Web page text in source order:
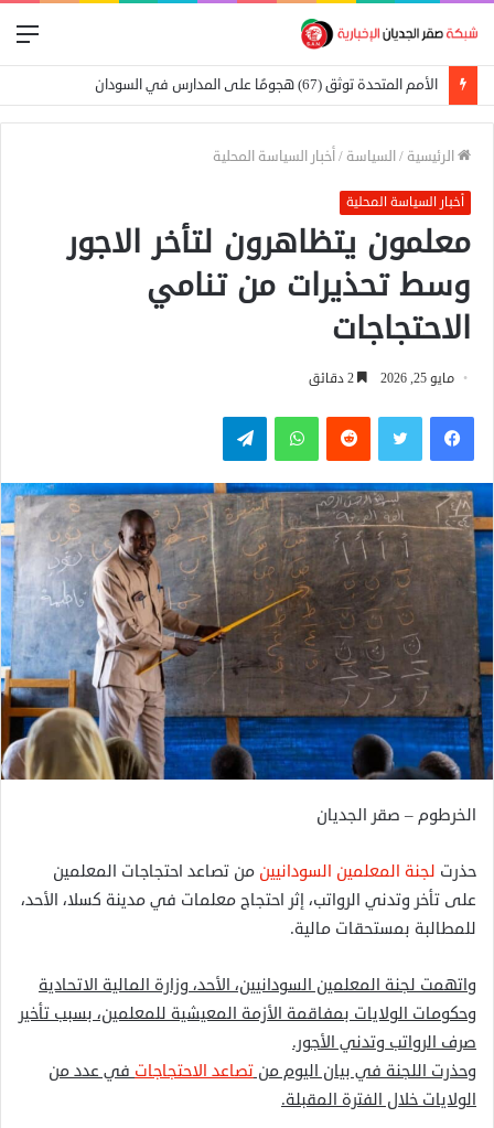
الأمم المتحدة توثق (67) هجومًا على المدارس في السودان
الرئيسية /السياسة /أخبار السياسة المحلية
أخبار السياسة المحلية
معلمون يتظاهرون لتأخر الاجور
وسط تحذيرات من تنامي
الاحتجاجات
مايو 25, 2026
فيسبوكتويتر واتساب تيلقرام
الخرطوم – صقر الجديان
حذرت لجنة المعلمين السودانيين من تصاعد احتجاجات المعلمين
على تأخر وتدني الرواتب، إثر احتجاج معلمات في مدينة كسلا، الأحد،
للمطالبة بمستحقات مالية.
واتهمت لجنة المعلمين السودانيين، الأحد، وزارة المالية الاتحادية
وحكومات الولايات بمفاقمة الأزمة المعيشية للمعلمين، بسبب تأخير
صرف الرواتب وتدني الأجور.
وحذرت اللجنة في بيان اليوم من تصاعد الاحتجاجات في عدد من
الولايات خلال الفترة المقبلة.